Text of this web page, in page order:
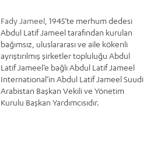
Fady Jameel, 1945’te merhum dedesi
Abdul Latif Jameel tarafından kurulan
bağımsız, uluslararası ve aile kökenli
ayrıştırılmış şirketler topluluğu Abdul
Latif Jameel’e bağlı Abdul Latif Jameel
International’in Abdul Latif Jameel Suudi
Arabistan Başkan Vekili ve Yönetim
Kurulu Başkan Yardımcısıdır.